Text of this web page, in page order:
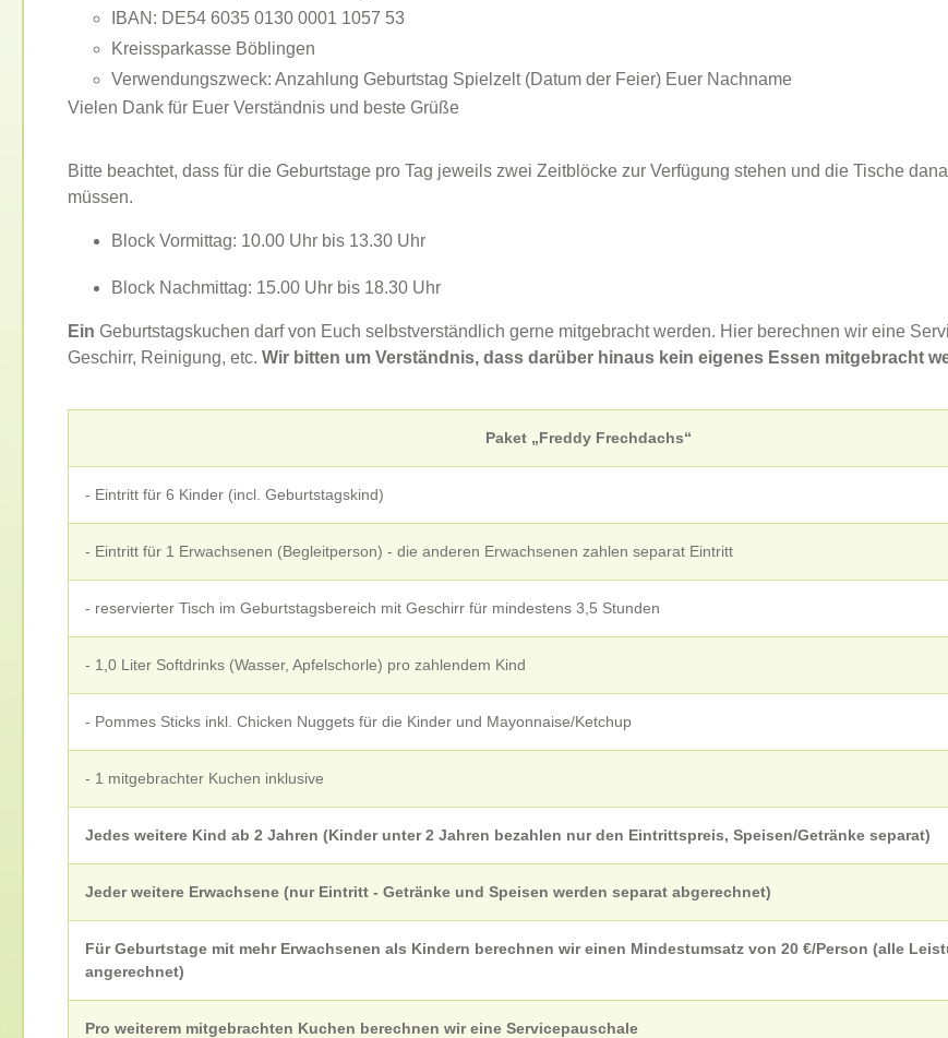
IBAN: DE54 6035 0130 0001 1057 53
Kreissparkasse Böblingen
Verwendungszweck: Anzahlung Geburtstag Spielzelt (Datum der Feier) Euer Nachname
Vielen Dank für Euer Verständnis und beste Grüße
Bitte beachtet, dass für die Geburtstage pro Tag jeweils zwei Zeitblöcke zur Verfügung stehen und die Tische
müssen.
Block Vormittag: 10.00 Uhr bis 13.30 Uhr
Block Nachmittag: 15.00 Uhr bis 18.30 Uhr
Ein Geburtstagskuchen darf von Euch selbstverständlich gerne mitgebracht werden. Hier berechnen wir eine
Geschirr, Reinigung, etc. Wir bitten um Verständnis, dass darüber hinaus kein eigenes Essen mitgebracht
Paket „Freddy Frechdachs“
- Eintritt für 6 Kinder (incl. Geburtstagskind)
- Eintritt für 1 Erwachsenen (Begleitperson) - die anderen Erwachsenen zahlen separat Eintritt
- reservierter Tisch im Geburtstagsbereich mit Geschirr für mindestens 3,5 Stunden
- 1,0 Liter Softdrinks (Wasser, Apfelschorle) pro zahlendem Kind
- Pommes Sticks inkl. Chicken Nuggets für die Kinder und Mayonnaise/Ketchup
- 1 mitgebrachter Kuchen inklusive
Jedes weitere Kind ab 2 Jahren (Kinder unter 2 Jahren bezahlen nur den Eintrittspreis, Speisen/Getränke separat)
Jeder weitere Erwachsene (nur Eintritt - Getränke und Speisen werden separat abgerechnet)
Für Geburtstage mit mehr Erwachsenen als Kindern berechnen wir einen Mindestumsatz von 20 €/Person (alle
angerechnet)
Pro weiterem mitgebrachten Kuchen berechnen wir eine Servicepauschale